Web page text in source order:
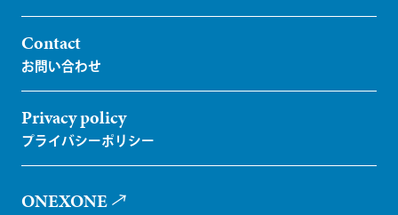
Contact
Privacy policy
ONEXONE